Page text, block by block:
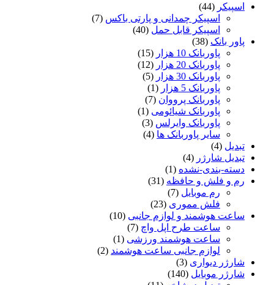
اسپیکر (44)
اسپیکر چمدانی و پارتی باکس (7)
اسپیکر قابل حمل (40)
پاور بانک (38)
پاوربانک 10 هزار
(15)
پاوربانک 20 هزار
(12)
پاوربانک 30 هزار
(5)
پاوربانک 5 هزار
(1)
پاوربانک پرووان (7)
پاوربانک شیائومی (1)
پاوربانک وایرلس (3)
سایر پاوربانک ها (4)
تبدیل (4)
تبدیل شارژر (4)
دسته-بندی-نشده (1)
رم و فلش و حافظه (31)
رم موبایل (7)
فلش مموری (23)
ساعت هوشمند و لوازم جانبی (10)
ساعت طرح اپل واچ (7)
ساعت هوشمند ورزشی (1)
لوازم جانبی ساعت هوشمند (2)
شارژر دیواری (3)
شارژر موبایل (140)